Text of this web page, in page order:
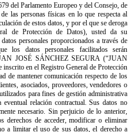
del Parlamento Europeo y del Consejo, de
las personas físicas en lo que respecta al
de estos datos, y por el que se deroga
de Protección de Datos), usted da su
personales proporcionados a través de
los datos personales facilitados serán
JOSÉ SÁNCHEZ SEGURA (“JUAN
en el Registro General de Protección
de mantener comunicación respecto de los
asociados, proveedores, vendedores o
para fines de gestión administrativa
relación contractual. Sus datos no
necesario. Sin perjuicio de lo anterior,
derechos de acceder, modificar o eliminar
a limitar el uso de sus datos, el derecho a